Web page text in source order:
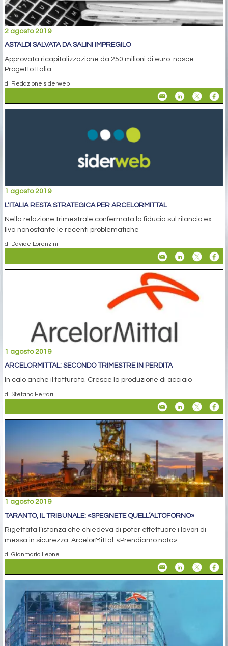
2 agosto 2019
ASTALDI SALVATA DA SALINI IMPREGILO
Approvata ricapitalizzazione da 250 milioni di euro: nasce
Progetto Italia
di Redazione siderweb
1 agosto 2019
L'ITALIA RESTA STRATEGICA PER ARCELORMITTAL
Nella relazione trimestrale confermata la fiducia sul rilancio ex
Ilva nonostante le recenti problematiche
di Davide Lorenzini
1 agosto 2019
ARCELORMITTAL: SECONDO TRIMESTRE IN PERDITA
In calo anche il fatturato. Cresce la produzione di acciaio
di Stefano Ferrari
1 agosto 2019
TARANTO, IL TRIBUNALE: «SPEGNETE QUELL’ALTOFORNO»
Rigettata l’istanza che chiedeva di poter effettuare i lavori di
messa in sicurezza. ArcelorMittal: «Prendiamo nota»
di Gianmario Leone